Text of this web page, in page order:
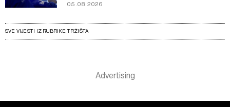
05.08.2026
SVE VIJESTI IZ RUBRIKE TRŽIŠTA